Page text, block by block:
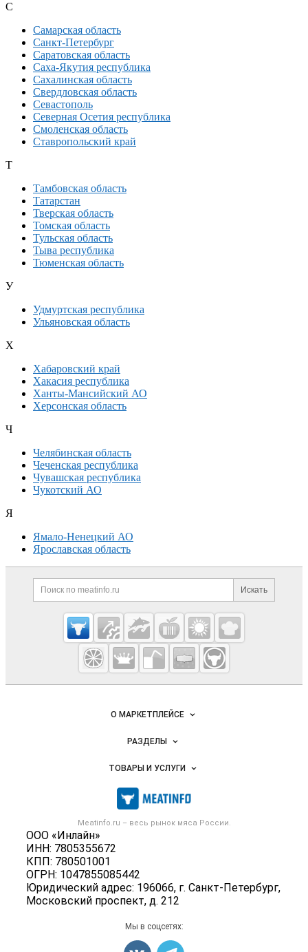
С
Самарская область
Санкт-Петербург
Саратовская область
Саха-Якутия республика
Сахалинская область
Свердловская область
Севастополь
Северная Осетия республика
Смоленская область
Ставропольский край
Т
Тамбовская область
Татарстан
Тверская область
Томская область
Тульская область
Тыва республика
Тюменская область
У
Удмуртская республика
Ульяновская область
Х
Хабаровский край
Хакасия республика
Ханты-Мансийский АО
Херсонская область
Ч
Челябинская область
Чеченская республика
Чувашская республика
Чукотский АО
Я
Ямало-Ненецкий АО
Ярославская область
Дополнительная информация
Поиск по сайту и
Искать
Cсылки на полезные проекты
Meatinfo.ru —
мясо и
мясопродукты
Важные разделы и контакты
Meatinfo.ru – весь рынок мяса России.
ООО «Инлайн»
ИНН: 7805355672
КПП: 780501001
ОГРН: 1047855085442
Юридический адрес: 196066, г. Санкт-Петербург,
Московский проспект, д. 212
Навигация по сайтуО МАРКЕТПЛЕЙСЕ
Новости Meatinfo.ru
Размещение рекламы
Публичная оферта
Контактная информация
Политика обработки персональных данных
РАЗДЕЛЫ
Объявления
Новости рынка
Мониторинг
Вакансии
ТОВАРЫ И УСЛУГИ
Мясо, мясопродукты
Скот в живом весе
Колбасы, сосиски, деликатесы
Мясные полуфабрикаты
Мясные снеки
Яйца
Карта объявлений
Мы в соцсетях: